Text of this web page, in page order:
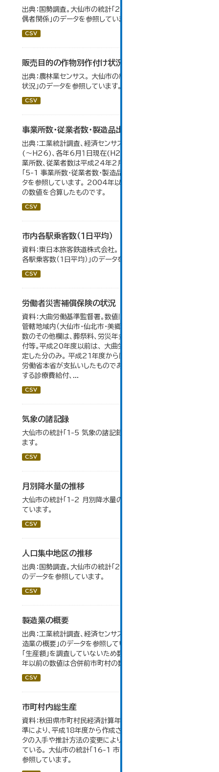
出典：国勢調査。大仙市の統計「2-12 年齢（5歳階級）別配
偶者関係」のデータを参照しています。
CSV
販売目的の作物別作付け状況
出典：農林業センサス。 大仙市の統計「3-1 農業経営体の
状況」のデータを参照しています。
CSV
事業所数・従業者数・製造品出荷額等の推移
出典：工業統計調査、経済センサス。各年12月31日現在
(～H26)、各年6月１日現在(H27～)。 平成23年のみ事
業所数、従業者数は平成24年2月1日現在。 大仙市の統計
「5-1 事業所数・従業者数・製造品出荷額等の推移」のデー
タを参照しています。 2004年以前の数値は合併前市町村
の数値を合算したものです。
CSV
市内各駅乗客数（１日平均）
資料：東日本旅客鉄道株式会社。 大仙市の統計「8-2 市内
各駅乗客数（1日平均）」のデータを参照しています。
CSV
労働者災害補償保険の状況
資料：大曲労働基準監督署。数値は大曲労働基準監督署の
管轄地域内（大仙市・仙北市・美郷町）の合計。 保険給付件
数のその他欄は、葬祭料、労災年金受給者への介護補償給
付等。平成20年度以前は、 大曲労働基準監督署が支給決
定した分のみ。 平成21年度からは、業務集中化により厚生
労働省本省が支払いしたものであり、指定医療機関等に対
する診療費給付、...
CSV
気象の諸記録
大仙市の統計「1-5 気象の諸記録」のデータを参照してい
ます。
CSV
月別降水量の推移
大仙市の統計「1-2 月別降水量の推移」のデータを参照し
ています。
CSV
人口集中地区の推移
出典：国勢調査。大仙市の統計「2-3 人口集中地区の推移」
のデータを参照しています。
CSV
製造業の概要
出典：工業統計調査、経済センサス。 大仙市の統計「5-7 製
造業の概要」のデータを参照しています。 2007年以前は
「生産額」を調査していないため数値はありません。 2004
年以前の数値は合併前市町村の数値を合算したものです。
CSV
市町村内総生産
資料：秋田県市町村民経済計算年報。数値は平成23年基
準により、平成18年度から作成されたもので、 新たなデー
タの入手や推計方法の変更により、毎年度遡及改訂を行っ
ている。 大仙市の統計「16-1 市町村内総生産」のデータを
参照しています。